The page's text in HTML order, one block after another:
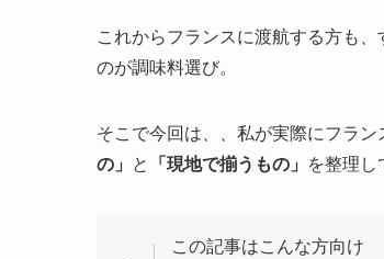
これからフランスに渡航する方も
のが調味料選び。
そこで今回は、、私が実際にフラン
の」 と 「現地で揃うもの」 を整理し
この記事はこんな方向け